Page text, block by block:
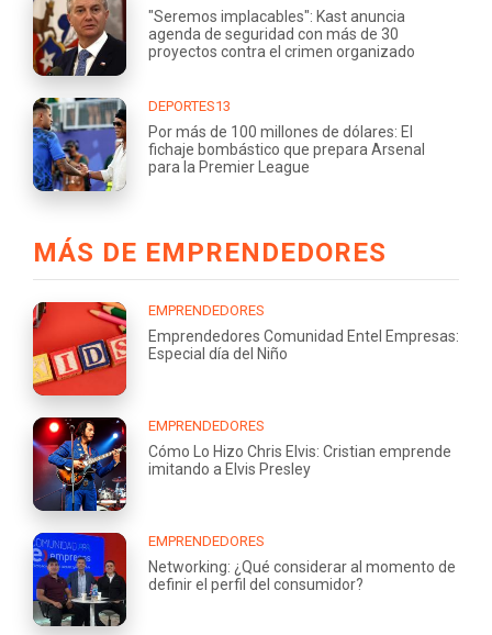
"Seremos implacables": Kast anuncia
agenda de seguridad con más de 30
proyectos contra el crimen organizado
DEPORTES13
Por más de 100 millones de dólares: El
fichaje bombástico que prepara Arsenal
para la Premier League
MÁS DE EMPRENDEDORES
EMPRENDEDORES
Emprendedores Comunidad Entel Empresas:
Especial día del Niño
EMPRENDEDORES
Cómo Lo Hizo Chris Elvis: Cristian emprende
imitando a Elvis Presley
EMPRENDEDORES
Networking: ¿Qué considerar al momento de
definir el perfil del consumidor?